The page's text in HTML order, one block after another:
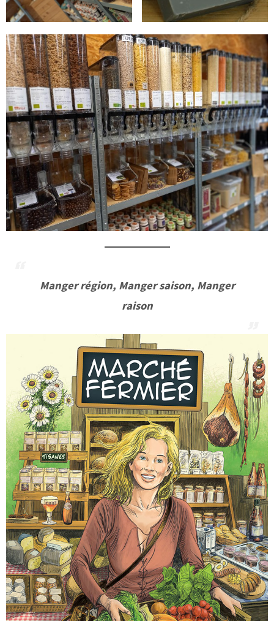
Manger région, Manger saison, Manger
raison